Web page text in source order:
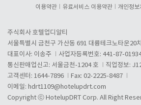
이용약관 유료서비스 이용약관 개인정보
주식회사 호텔업디알티
서울특별시 금천구 가산동 691 대륭테크노타운20
대표이사: 이송주
사업자등록번호: 441-87-
통신판매업신고: 서울금천-1204 호
직업정보:
고객센터: 1644-7896
Fax: 02-2225-8487
이메일: hdrt1109@hotelupdrt.com
Copyright ⓒ HotelupDRT Corp. All Right